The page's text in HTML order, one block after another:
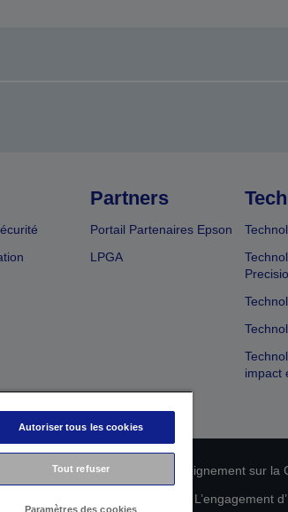
Partners
Portail Partenaires Epson
LPGA
impact
Déclaration de Renseignement sur la
L’engagement
Autoriser tous les cookies
Tout refuser
Paramètres des cookies